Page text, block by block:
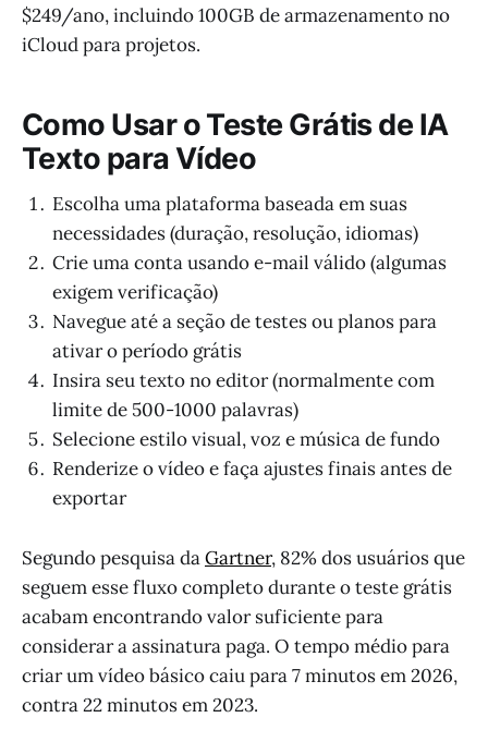
$249/ano, incluindo 100GB de armazenamento no
iCloud para projetos.
Como Usar o Teste Grátis de IA
Texto para Vídeo
Escolha uma plataforma baseada em suas
necessidades (duração, resolução, idiomas)
Crie uma conta usando e-mail válido (algumas
exigem verificação)
Navegue até a seção de testes ou planos para
ativar o período grátis
Insira seu texto no editor (normalmente com
limite de 500-1000 palavras)
Selecione estilo visual, voz e música de fundo
Renderize o vídeo e faça ajustes finais antes de
exportar
Segundo pesquisa daGartner, 82% dos usuários que
seguem esse fluxo completo durante o teste grátis
acabam encontrando valor suficiente para
considerar a assinatura paga. O tempo médio para
criar um vídeo básico caiu para 7 minutos em 2026,
contra 22 minutos em 2023.